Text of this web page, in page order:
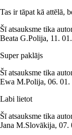
Tas ir tāpat kā attēlā,
Šī atsauksme tika
Beata G.Polija, 11.
Super paklājs
Šī atsauksme tika
Ewa M.Polija, 06. 01.
Labi lietot
Šī atsauksme tika
Jana M.Slovākija, 07.